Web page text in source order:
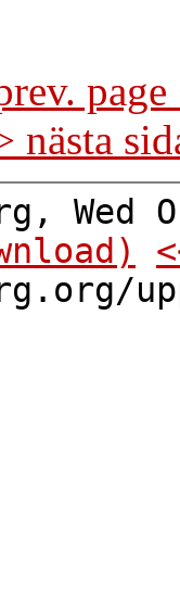
nästa
Wed